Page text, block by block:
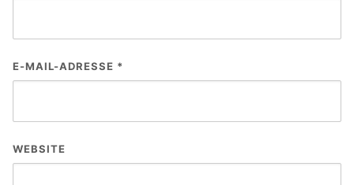
E-MAIL-ADRESSE *
WEBSITE